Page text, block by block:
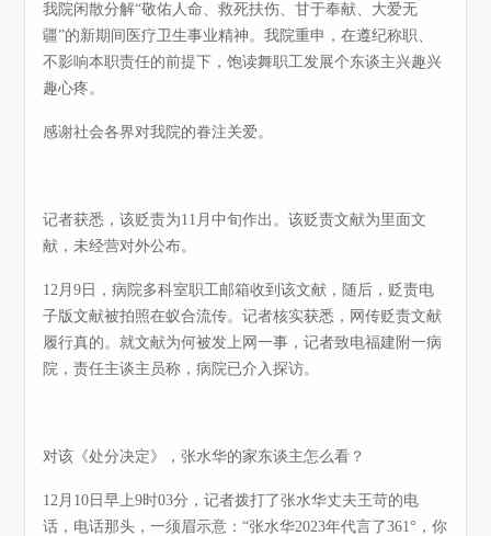
我院闲散分解“敬佑人命、救死扶伤、甘于奉献、大爱无
疆”的新期间医疗卫生事业精神。我院重申，在遵纪称职、
不影响本职责任的前提下，饱读舞职工发展个东谈主兴趣兴
趣心疼。
感谢社会各界对我院的眷注关爱。
记者获悉，该贬责为11月中旬作出。该贬责文献为里面文
献，未经营对外公布。
12月9日，病院多科室职工邮箱收到该文献，随后，贬责电
子版文献被拍照在蚁合流传。记者核实获悉，网传贬责文献
履行真的。就文献为何被发上网一事，记者致电福建附一病
院，责任主谈主员称，病院已介入探访。
对该《处分决定》，张水华的家东谈主怎么看？
12月10日早上9时03分，记者拨打了张水华丈夫王苛的电
话，电话那头，一须眉示意：“张水华2023年代言了361°，你